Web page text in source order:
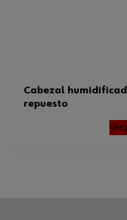
Cabezal
repuesto
Ver